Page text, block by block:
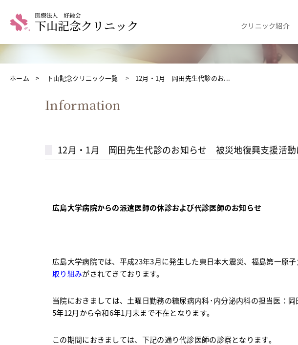
クリニック紹介
ホーム 下山記念クリニック一覧 12月・1月 岡田先生代診のお...
Information
12月・1月 岡田先生代診のお知らせ 被災地復興支援活動
広島大学病院からの派遣医師の休診および代診医師のお知らせ
広島大学病院では、平成23年3月に発生した東日本大震災、福島第一原子
取り組みがされてきております。
当院におきましては、土曜日勤務の糖尿病内科･内分泌内科の担当医：
5年12月から令和6年1月末まで不在となります。
この期間におきましては、下記の通り代診医師の診察となります。